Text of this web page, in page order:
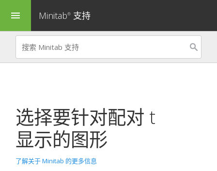
menu Minitab® 支持
选择要针对配对 t
显示的图形
了解关于 Minitab 的更多信息